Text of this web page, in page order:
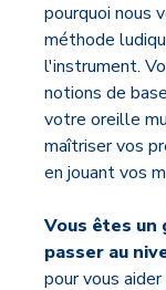
pourquoi nous
méthode
l'instrument.
notions de
votre oreille
maîtriser vos
en jouant vos
Vous êtes un
passer au
pour vous